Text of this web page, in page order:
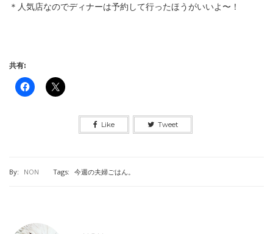
＊人気店なのでディナーは予約して行ったほうがいいよ〜！
共有:
Like Tweet
By: NON Tags: 今週の夫婦ごはん。